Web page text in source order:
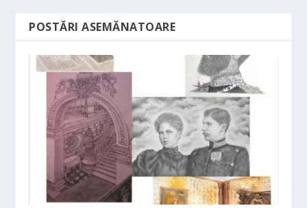
POSTĂRI ASEMĂNATOARE